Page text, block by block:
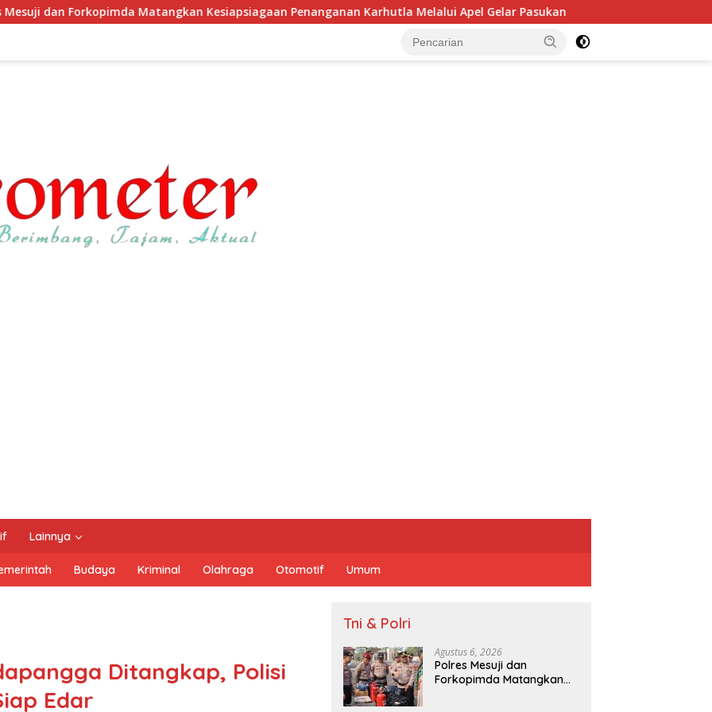
Kesiapsiagaan Penanganan Karhutla Melalui Apel Gelar Pasukan BNN RI Ajak 5.000 Mahasiswa Baru UI
Lainnya
Budaya Kriminal Olahraga Otomotif Umum
Ditangkap, Polisi
Edar
Tni & Polri
Agustus 6, 2026
Polres Mesuji dan
Forkopimda Matangkan